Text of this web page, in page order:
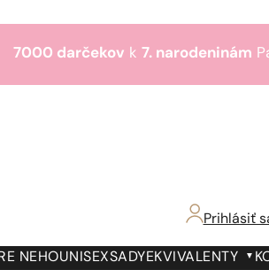
7000 darčekov k 7. narodeninám
Prihlásiť
NEHOUNISEXSADY EKVIVALENTY